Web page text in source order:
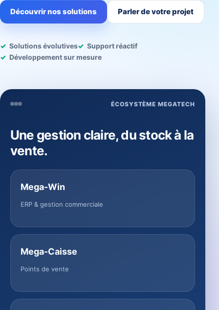
Découvrir nos solutions Parler de votre projet
Solutions évolutives
Support réactif
Développement sur mesure
ÉCOSYSTÈME MEGATECH
Une gestion claire, du stock à la
vente.
Mega-Win
ERP & gestion commerciale
Mega-Caisse
Points de vente